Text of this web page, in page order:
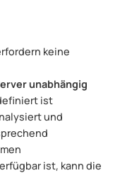
keine
unabhängig
ist
und
ist, kann die